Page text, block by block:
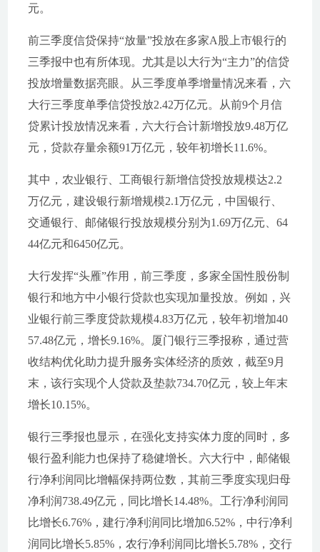
元。
前三季度信贷保持“放量”投放在多家A股上市银行的
三季报中也有所体现。尤其是以大行为“主力”的信贷
投放增量数据亮眼。从三季度单季增量情况来看，六
大行三季度单季信贷投放2.42万亿元。从前9个月信
贷累计投放情况来看，六大行合计新增投放9.48万亿
元，贷款存量余额91万亿元，较年初增长11.6%。
其中，农业银行、工商银行新增信贷投放规模达2.2
万亿元，建设银行新增规模2.1万亿元，中国银行、
交通银行、邮储银行投放规模分别为1.69万亿元、64
44亿元和6450亿元。
大行发挥“头雁”作用，前三季度，多家全国性股份制
银行和地方中小银行贷款也实现加量投放。例如，兴
业银行前三季度贷款规模4.83万亿元，较年初增加40
57.48亿元，增长9.16%。厦门银行三季报称，通过营
收结构优化助力提升服务实体经济的质效，截至9月
末，该行实现个人贷款及垫款734.70亿元，较上年末
增长10.15%。
银行三季报也显示，在强化支持实体力度的同时，多
银行盈利能力也保持了稳健增长。六大行中，邮储银
行净利润同比增幅保持两位数，其前三季度实现归母
净利润738.49亿元，同比增长14.48%。工行净利润同
比增长6.76%，建行净利润同比增加6.52%，中行净利
润同比增长5.85%，农行净利润同比增长5.78%，交行